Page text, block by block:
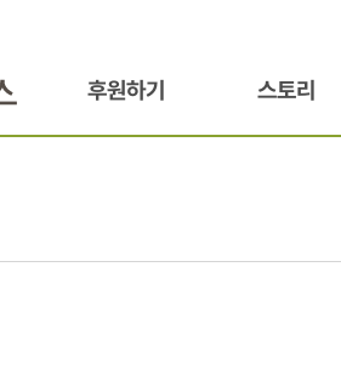
후원하기 스토리